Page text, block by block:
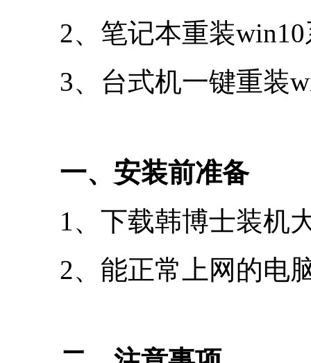
2、笔记本重装win10
3、台式机一键重装
一、安装前准备
1、下载韩博士装机
2、能正常上网的电